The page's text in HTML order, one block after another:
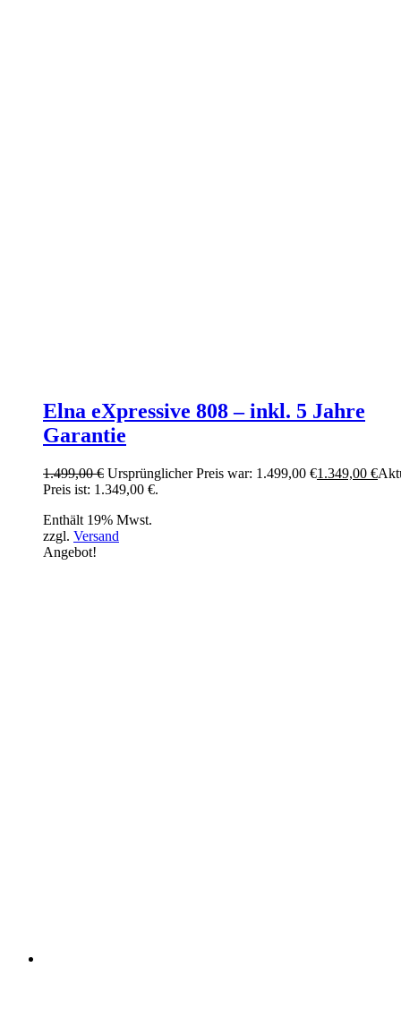
Elna eXpressive 808 – inkl. 5 Jahre
Garantie
1.499,00€ Ursprünglicher Preis war: 1.499,00 €1.349,00 €
Preis ist: 1.349,00 €.
Enthält 19% Mwst.
zzgl. Versand
Angebot!